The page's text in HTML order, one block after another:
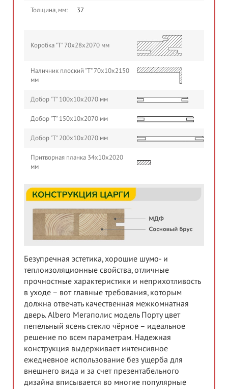
Толщина, мм: 37
Коробка "Т" 70х28х2070 мм
Наличник плоский "Т" 70х10х2150
мм
Добор "Т" 100х10х2070 мм
Добор "Т" 150х10х2070 мм
Добор "Т" 200х10х2070 мм
Притворная планка 34х10х2020
мм
Безупречная эстетика, хорошие шумо- и
теплоизоляционные свойства, отличные
прочностные характеристики и неприхотливость
в уходе – вот главные требования, которым
должна отвечать качественная межкомнатная
дверь. Albero Мегаполис модель Порту цвет
пепельный ясень стекло чёрное – идеальное
решение по всем параметрам. Надежная
конструкция выдерживает интенсивное
ежедневное использование без ущерба для
внешнего вида и за счет презентабельного
дизайна вписывается во многие популярные